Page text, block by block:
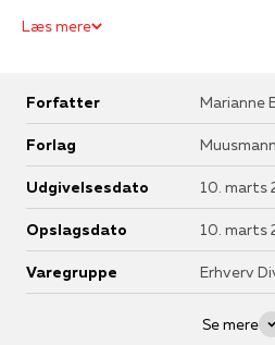
Læs mere
Forfatter Marianne
Forlag
Udgivelsesdato 10. marts
Opslagsdato 10. marts
Varegruppe Erhverv
Se mere